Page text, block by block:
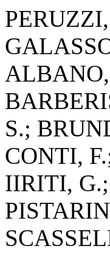
S.;
CONTI,
IIRITI,